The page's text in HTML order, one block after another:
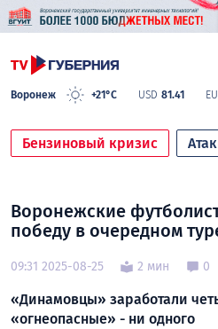
Воронеж +21°C USD 81.41
Бензиновый кризис
Воронежские
победу в очередном
09:31 2025-08-25 2 мин 0
«Динамовцы» заработали
«огнеопасные» - ни одного